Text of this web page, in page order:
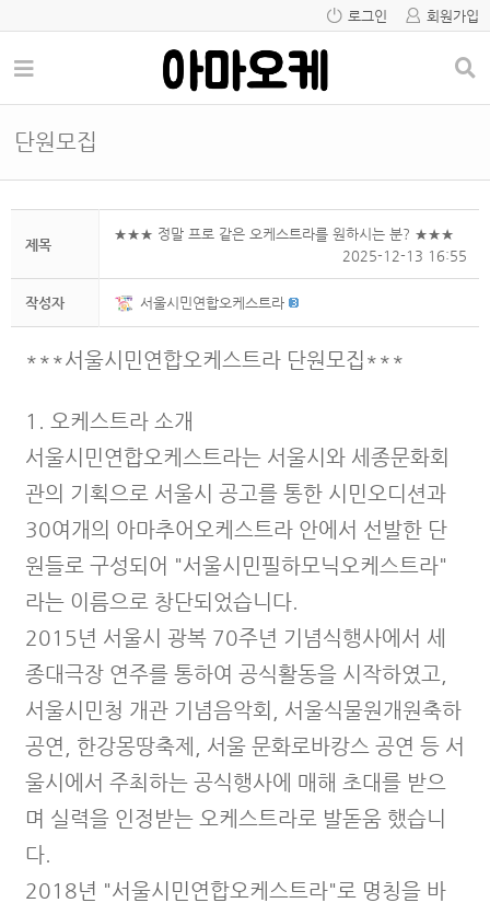
로그인 회원가입
단원모집
제목
★★★ 정말 프로 같은 오케스트라를 원하시는 분? ★★★
2025-12-13 16:55
작성자 서울시민연합오케스트라
***서울시민연합오케스트라 단원모집***
1. 오케스트라 소개
서울시민연합오케스트라는 서울시와 세종문화회
관의 기획으로 서울시 공고를 통한 시민오디션과
30여개의 아마추어오케스트라 안에서 선발한 단
원들로 구성되어 "서울시민필하모닉오케스트라"
라는 이름으로 창단되었습니다.
2015년 서울시 광복 70주년 기념식행사에서 세
종대극장 연주를 통하여 공식활동을 시작하였고,
서울시민청 개관 기념음악회, 서울식물원개원축하
공연, 한강몽땅축제, 서울 문화로바캉스 공연 등 서
울시에서 주최하는 공식행사에 매해 초대를 받으
며 실력을 인정받는 오케스트라로 발돋움 했습니
다.
2018년 "서울시민연합오케스트라"로 명칭을 바